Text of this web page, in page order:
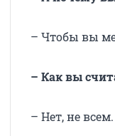
– Чтобы вы
– Как вы
– Нет, не